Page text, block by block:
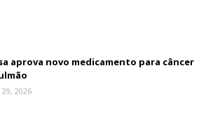
aprova novo medicamento para câncer
29, 2026